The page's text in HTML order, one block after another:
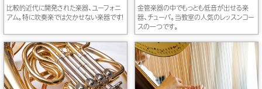
比較的近代に開発された楽器、ユーフォニ
アム。特に吹奏楽では欠かせない楽器です！
金管楽器の中でもっとも低音が出せる楽
器、チューバ。当教室の人気のレッスンコー
スの一つです。